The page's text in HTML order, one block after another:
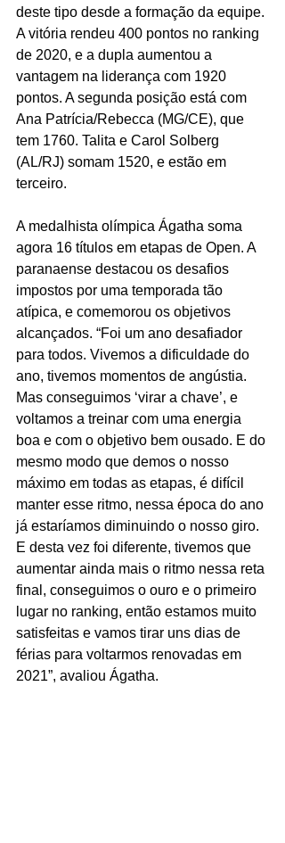
deste tipo desde a formação da equipe.
A vitória rendeu 400 pontos no ranking
de 2020, e a dupla aumentou a
vantagem na liderança com 1920
pontos. A segunda posição está com
Ana Patrícia/Rebecca (MG/CE), que
tem 1760. Talita e Carol Solberg
(AL/RJ) somam 1520, e estão em
terceiro.
A medalhista olímpica Ágatha soma
agora 16 títulos em etapas de Open. A
paranaense destacou os desafios
impostos por uma temporada tão
atípica, e comemorou os objetivos
alcançados. “Foi um ano desafiador
para todos. Vivemos a dificuldade do
ano, tivemos momentos de angústia.
Mas conseguimos ‘virar a chave’, e
voltamos a treinar com uma energia
boa e com o objetivo bem ousado. E do
mesmo modo que demos o nosso
máximo em todas as etapas, é difícil
manter esse ritmo, nessa época do ano
já estaríamos diminuindo o nosso giro.
E desta vez foi diferente, tivemos que
aumentar ainda mais o ritmo nessa reta
final, conseguimos o ouro e o primeiro
lugar no ranking, então estamos muito
satisfeitas e vamos tirar uns dias de
férias para voltarmos renovadas em
2021”, avaliou Ágatha.